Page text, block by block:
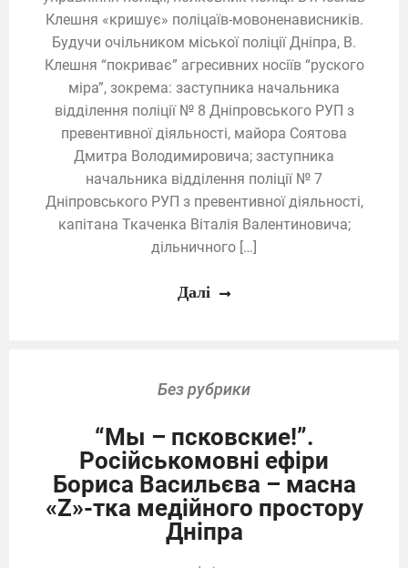
Клешня «кришує» поліцаїв-мовоненависників.
Будучи очільником міської поліції Дніпра, В.
Клешня “покриває” агресивних носіїв “руского
міра”, зокрема: заступника начальника
відділення поліції № 8 Дніпровського РУП з
превентивної діяльності, майора Соятова
Дмитра Володимировича; заступника
начальника відділення поліції № 7
Дніпровського РУП з превентивної діяльності,
капітана Ткаченка Віталія Валентиновича;
дільничного […]
Далі
Без рубрики
“Мы – псковские!”.
Російськомовні ефіри
Бориса Васильєва – масна
«Z»-тка медійного простору
Дніпра